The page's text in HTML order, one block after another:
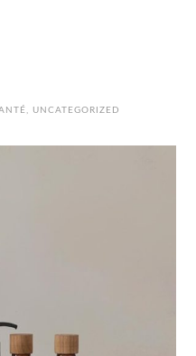
, UNCATEGORIZED